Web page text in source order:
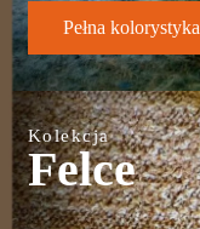
Pełna kolorystyka
Kolekcja
Felce